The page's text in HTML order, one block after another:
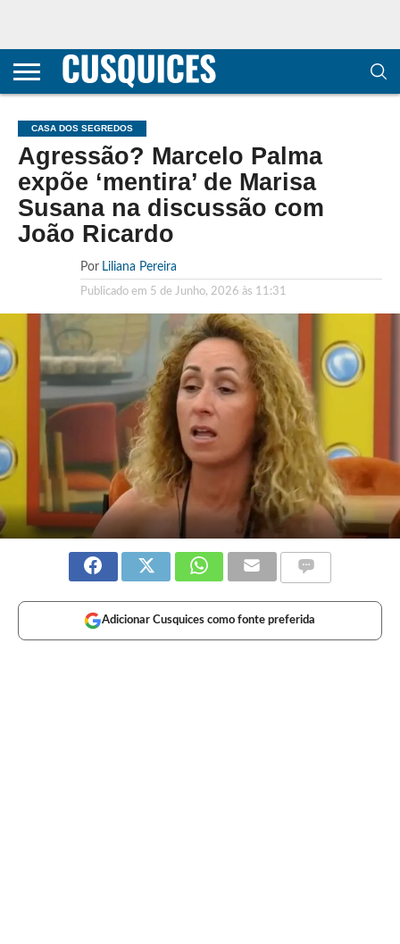
CONTACTOS
HOME
POLÍTICA DE
E COOKIES
SOBRE
TERMOS E
TRANSPARÊNCIA
METODOLOGIA
CASA DOS SEGREDOS
Agressão? Marcelo Palma
expõe ‘mentira’ de Marisa
Susana na discussão com
João Ricardo
Por Liliana Pereira
Publicado em 5 de Junho, 2026 às 11:31
Adicionar Cusquices como fonte preferida